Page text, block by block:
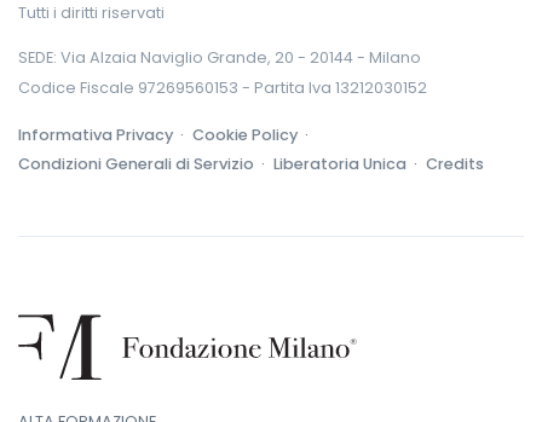
Tutti i diritti riservati
SEDE: Via Alzaia Naviglio Grande, 20 - 20144 - Milano
Codice Fiscale 97269560153 - Partita Iva 13212030152
Informativa Privacy · Cookie Policy ·
Condizioni Generali di Servizio · Liberatoria Unica · Credits